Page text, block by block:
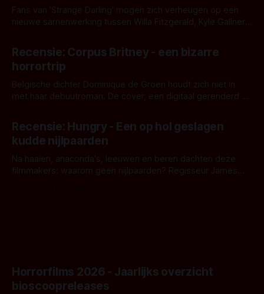
Fans van 'Strange Darling' mogen zich verheugen op een
nieuwe samenwerking tussen Willa Fitzgerald, Kyle Gallner
'Skeletons', een nieuwe creature feature waarvoor de
opnames zijn gestart in Australië.
Recensie: Corpus Britney - een bizarre
horrortrip
Belgische dichter Dominique de Groen houdt zich niet in
met haar debuutroman. De cover, een digitaal gerenderd en
achtergrond, belooft iets kleurrijks maar onheilspellends,
iets ongrijpbaars. En dat maakt De Groen met ieder woord
waar.
Recensie: Hungry - Een op hol geslagen
kudde nijlpaarden
Na haaien, anaconda's, leeuwen en beren dachten deze
filmmakers: waarom geen nijlpaarden? Regisseur James
Horrorfilms 2026 - Jaarlijks overzicht
bioscoopreleases